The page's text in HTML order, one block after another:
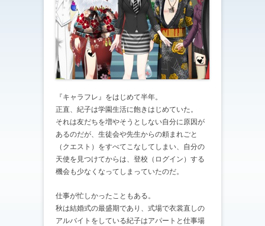
『キャラフレ』をはじめて半年。
正直、紀子は学園生活に飽きはじめていた。
それは友だちを増やそうとしない自分に原因が
あるのだが、生徒会や先生からの頼まれごと
（クエスト）をすべてこなしてしまい、自分の
天使を見つけてからは、登校（ログイン）する
機会も少なくなってしまっていたのだ。
仕事が忙しかったこともある。
秋は結婚式の最盛期であり、式場で衣裳直しの
アルバイトをしている紀子はアパートと仕事場